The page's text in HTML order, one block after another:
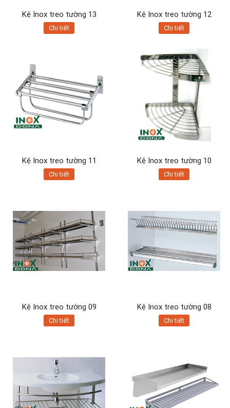
Kệ Inox treo tường 13
Chi tiết
Kệ Inox treo tường 12
Chi tiết
Kệ Inox treo tường 11
Chi tiết
Kệ Inox treo tường 10
Chi tiết
Kệ Inox treo tường 09
Chi tiết
Kệ Inox treo tường 08
Chi tiết